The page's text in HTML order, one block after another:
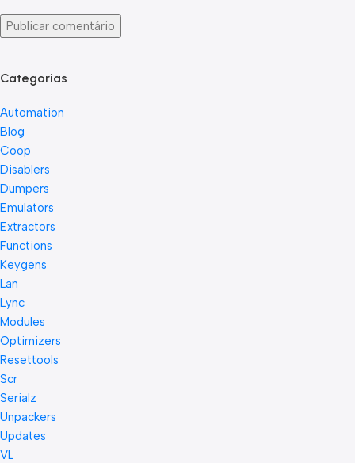
Categorias
Automation
Blog
Coop
Disablers
Dumpers
Emulators
Extractors
Functions
Keygens
Lan
Lync
Modules
Optimizers
Resettools
Scr
Serialz
Unpackers
Updates
VL